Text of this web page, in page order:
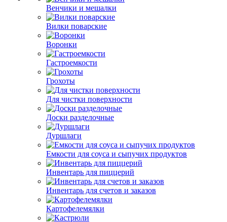
Венчики и мешалки
Вилки поварские
Воронки
Гастроемкости
Грохоты
Для чистки поверхности
Доски разделочные
Дуршлаги
Емкости для соуса и сыпучих продуктов
Инвентарь для пиццерий
Инвентарь для счетов и заказов
Картофелемялки